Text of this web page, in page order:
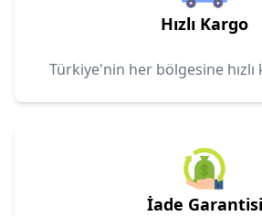
Hızlı Kargo
Türkiye'nin her bölgesine hızlı
İade Garantisi